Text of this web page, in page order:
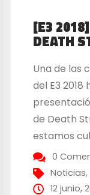
[E3
DEATH
Una de las
del E3
de Death
estamos
resto de
habiendo y
de Los
0
Noticias,
12 junio,